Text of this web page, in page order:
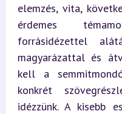
elemzés, vita,
érdemes
forrásidézettel
magyarázattal és
kell a
konkrét
idézzünk. A kisebb